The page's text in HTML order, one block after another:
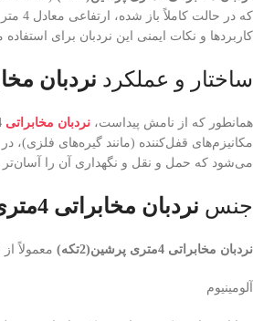
کاربردها و نکات ایمنی این نردبان برای
ساختار و عملکرد نردبان مخابراتی
همانطور که از نامش پیداست، نردبان مخابراتی
مکانیزم‌های قفل‌کننده (مانند گیره‌های فلزی)،
می‌شود که حمل و نقل و نگهداری آن را
جنس نردبان مخابراتی 4متری پرشین(2تکه)
نردبان مخابراتی 4متری پرشین(2تکه) معمولاً
آلومینیوم